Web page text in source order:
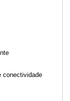
conectividade